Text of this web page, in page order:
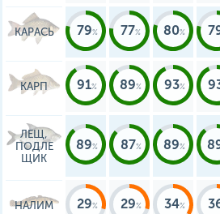
КАРАСЬ 79 77 80
КАРП 91 89 93
ЛЕЩ,
ПОДЛЕ
ЩИК
89 87 89
НАЛИМ 29 29 34